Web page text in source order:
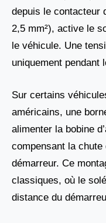
depuis le contacteur
2,5 mm²), active le
le véhicule. Une
uniquement pendant
Sur certains
américains, une
alimenter la bobine
compensant la chute
démarreur. Ce
classiques, où le
distance du